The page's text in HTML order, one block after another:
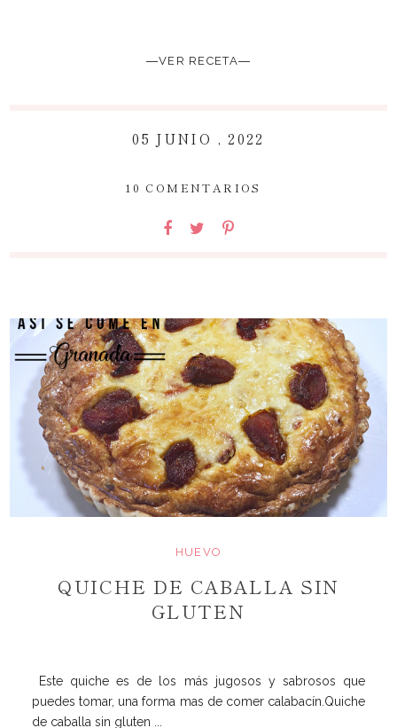
―VER RECETA―
05 JUNIO , 2022
10 COMENTARIOS
HUEVO
QUICHE DE CABALLA SIN
GLUTEN
Este quiche es de los más jugosos y sabrosos que
puedes tomar, una forma mas de comer calabacín.Quiche
de caballa sin gluten ...